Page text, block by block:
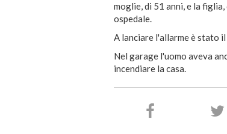
moglie, di 51 anni, e la
ospedale.
A lanciare l'allarme è stato
Nel garage l'uomo aveva
incendiare la casa.